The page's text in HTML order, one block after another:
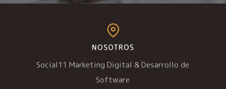
NOSOTROS
Social11 Marketing Digital & Desarrollo de
Software